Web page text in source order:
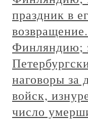
праздник в
Финляндию;
наговоры за
войск,
число